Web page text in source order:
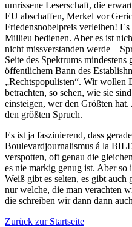
umrissene Leserschaft, die
EU abschaffen, Merkel vor
Friedensnobelpreis verleihen!
Millieu bedienen. Aber es ist
nicht missverstanden werde –
Seite des Spektrums
öffentlichem Bann des
„Rechtspopulisten“. Wir wollen
betrachten, so sehen, wie sie
einsteigen, wer den Größten
den größten Spruch.
Es ist ja faszinierend, dass
Boulevardjournalismus á la
verspotten, oft genau die
es nie markig genug ist. Aber
Weiß gibt es selten, es gibt
nur welche, die man verachten
die schreiben wir dann dann
Zurück zur Startseite